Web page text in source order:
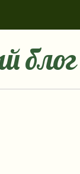
блог